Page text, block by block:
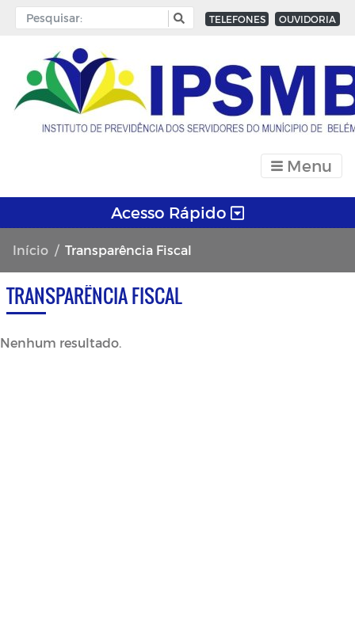
TELEFONES OUVIDORIA
Menu
Acesso Rápido
Início Transparência Fiscal
TRANSPARÊNCIA FISCAL
Nenhum resultado.